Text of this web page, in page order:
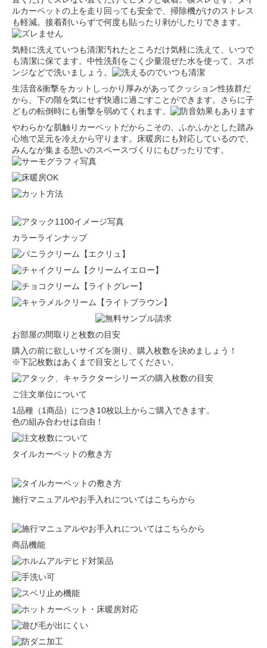
ルカーペットの上を走り回っても安全で、掃除機がけのストレス
も軽減。接着剤いらずで何度も貼ったり剥がしたりできます。
気軽に洗えていつも清潔汚れたところだけ気軽に洗えて、いつで
も清潔に保てます。中性洗剤をごく少量混ぜた水を使って、スポ
ンジなどで洗いましょう。
生活音&衝撃をカット しっかり厚みがあってクッション性抜群だ
から、下の階を気にせず快適に過ごすことができます。さらに子
どもの転倒時にも衝撃を弱めてくれます。
やわらかな肌触り カーペットだからこその、ふかふかとした踏み
心地で足元を冷えから守ります。床暖房にも対応しているので、
みんなが集まる憩いのスペースづくりにもぴったりです。
カラーラインナップ
【エクリュ】
【クリームイエロー】
【ライトグレー】
【ライトブラウン】
お部屋の間取りと枚数の目安
購入の前に欲しいサイズを測り、購入枚数を決めましょう！
※下記枚数はあくまで目安としてください。
ご注文単位について
1品種（1商品）につき10枚以上からご購入できます。
色の組み合わせは自由！
タイルカーペットの敷き方
施行マニュアルやお手入れについてはこちらから
商品機能